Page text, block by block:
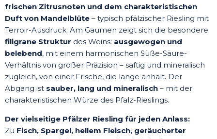
frischen Zitrusnoten und dem charakteristischen
Duft von Mandelblüte – typisch pfälzischer Riesling mit
Terroir-Ausdruck. Am Gaumen zeigt sich die besondere
filigrane Struktur des Weins: ausgewogen und
belebend, mit einem harmonischen Süße-Säure-
Verhältnis von großer Präzision – saftig und mineralisch
zugleich, von einer Frische, die lange anhält. Der
Abgang ist sauber, lang und mineralisch – mit der
charakteristischen Würze des Pfalz-Rieslings.
Der vielseitige Pfälzer Riesling für jeden Anlass:
Zu Fisch, Spargel, hellem Fleisch, geräucherter